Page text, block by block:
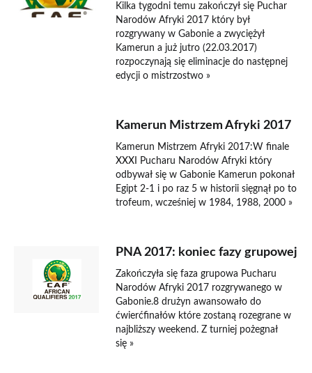
Kilka tygodni temu zakończył się Puchar
Narodów Afryki 2017 który był
rozgrywany w Gabonie a zwyciężył
Kamerun a już jutro (22.03.2017)
rozpoczynają się eliminacje do następnej
edycji o mistrzostwo »
Kamerun Mistrzem Afryki 2017
Kamerun Mistrzem Afryki 2017:W finale
XXXI Pucharu Narodów Afryki który
odbywał się w Gabonie Kamerun pokonał
Egipt 2-1 i po raz 5 w historii sięgnął po to
trofeum, wcześniej w 1984, 1988, 2000 »
PNA 2017: koniec fazy grupowej
Zakończyła się faza grupowa Pucharu
Narodów Afryki 2017 rozgrywanego w
Gabonie.8 drużyn awansowało do
ćwierćfinałów które zostaną rozegrane w
najbliższy weekend. Z turniej pożegnał
się »